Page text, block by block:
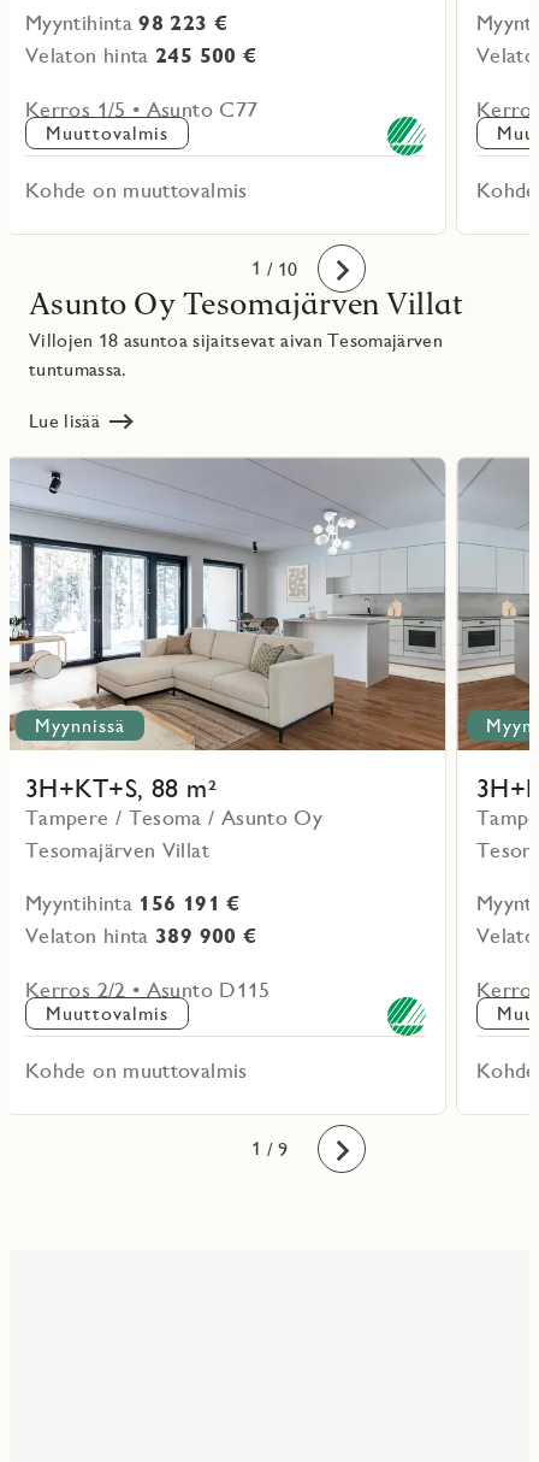
Myyntihinta98 223 €
Velaton hinta 245 500 €
Kerros 1/5 • Asunto C77
Muuttovalmis
Kohde on muuttovalmis
1
2
3
4
5
6
7
8
9
10 / 10 Eteenpäin
Asunto Oy Tesomajärven Villat
Villojen 18 asuntoa sijaitsevat aivan Tesomajärven
tuntumassa.
Lue lisää
Myynnissä
3H+KT+S, 88 m²
Tampere / Tesoma / Asunto Oy
Tesomajärven Villat
Myyntihinta 156 191 €
Velaton hinta 389 900 €
Kerros 2/2 • Asunto D115
Muuttovalmis
Kohde on muuttovalmis
lisää
kohteesta
Lue
lisää
1
2
3
4
5
6
7
8
9 / 9 Eteenpäin